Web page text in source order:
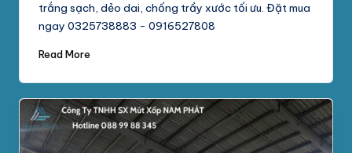
trắng sạch, dẻo dai, chống trầy xước tối ưu. Đặt mua
ngay 0325738883 - 0916527808
Read More